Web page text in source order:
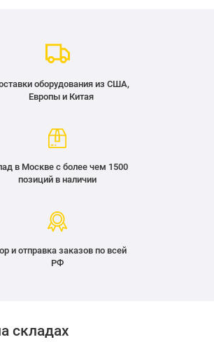
оборудования из США,
Европы и Китая
в Москве с более чем 1500
позиций в наличии
и отправка заказов по всей
РФ
складах